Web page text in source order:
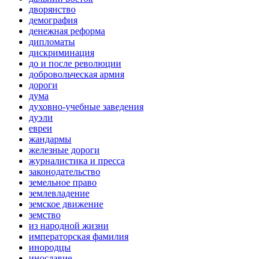
дворянство
демография
денежная реформа
дипломаты
дискриминация
до и после революции
добровольческая армия
дороги
дума
духовно-учебные заведения
дуэли
евреи
жандармы
железные дороги
журналистика и пресса
законодательство
земельное право
землевладение
земское движение
земство
из народной жизни
императорская фамилия
инородцы